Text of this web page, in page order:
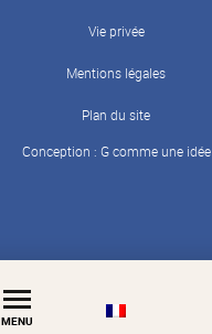
MENU
Vie privée
Mentions légales
Plan du site
Conception : G comme une idée